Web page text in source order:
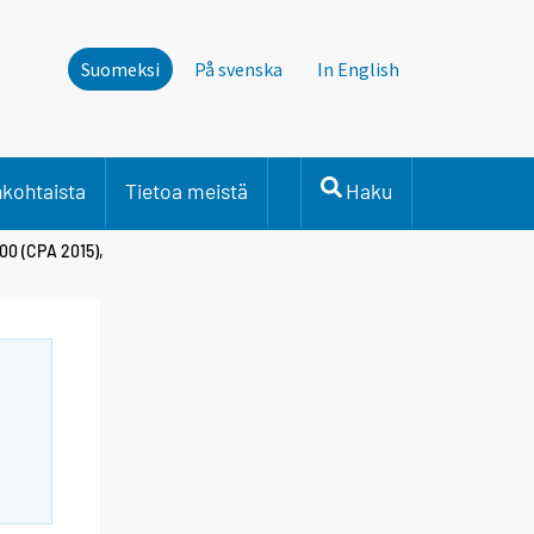
Suomeksi På svenska In English
Tietoa meistä Haku
(CPA 2015),